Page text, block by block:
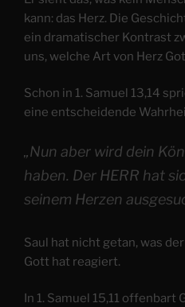
kann: das Herz. Die
ein dramatischer Kontrast
uns, welche Art von Herz
Schon in 1. Samuel 13,14
eine entscheidende
„Nun aber wird dein
haben. Der HERR hat
seinem Herzen
Saul hat nicht getan, was
Gott hat reagiert.
In 1. Samuel 15,11